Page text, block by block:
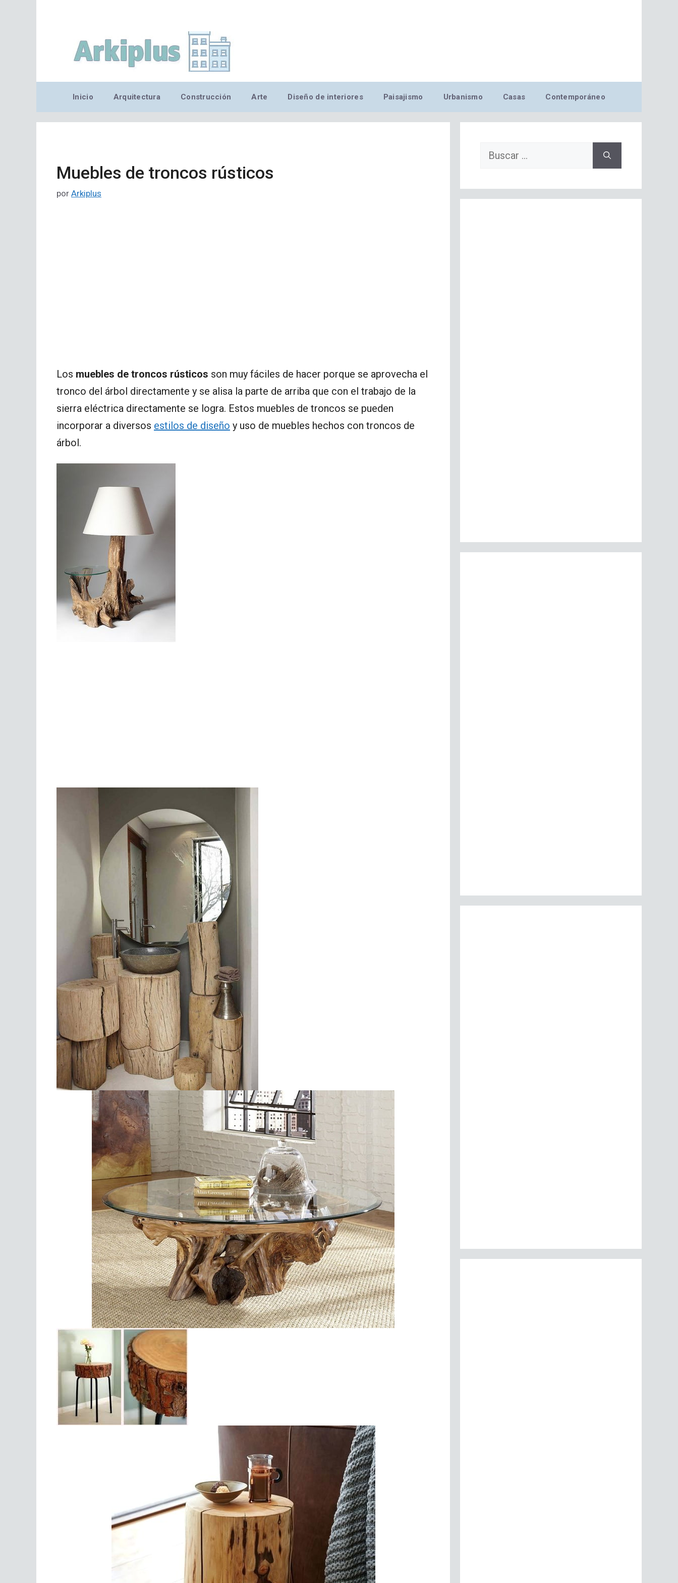
Inicio Arquitectura Construcción Arte Diseño de interiores Paisajismo Urbanismo Casas Contemporáneo
Muebles de troncos rústicos
por Arkiplus
Los muebles de troncos rústicos son muy fáciles de hacer porque se aprovecha el
tronco del árbol directamente y se alisa la parte de arriba que con el trabajo de la
sierra eléctrica directamente se logra. Estos muebles de troncos se pueden
incorporar a diversos estilos de diseño y uso de muebles hechos con troncos de
árbol.
Buscar: